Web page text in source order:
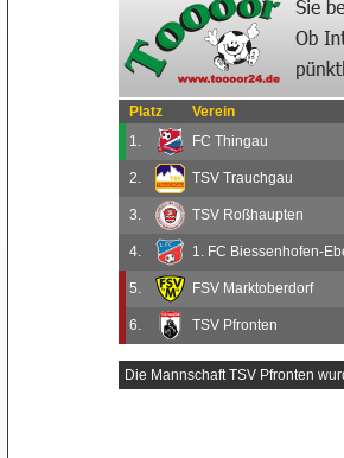
Platz Verein
1.
FC Thingau
2. TSV Trauchgau
3. TSV Roßhaupten
4. 1. FC Biessenhofen-
5. FSV Marktoberdorf
6. TSV Pfronten
Die Mannschaft TSV Pfronten